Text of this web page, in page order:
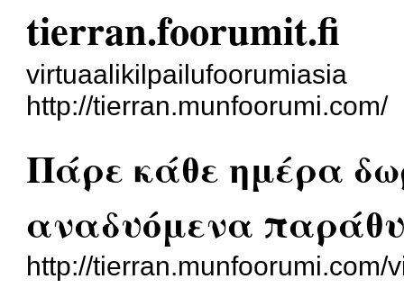
tierran.foorumit.fi
virtuaalikilpailufoorumiasia
http://tierran.munfoorumi.com/
Πάρε κάθε ημέρα
αναδυόμενα
http://